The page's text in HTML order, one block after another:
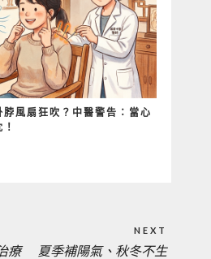
脖風扇狂吹？中醫警告：當心
療
NEXT
夏季補陽氣、秋冬不生